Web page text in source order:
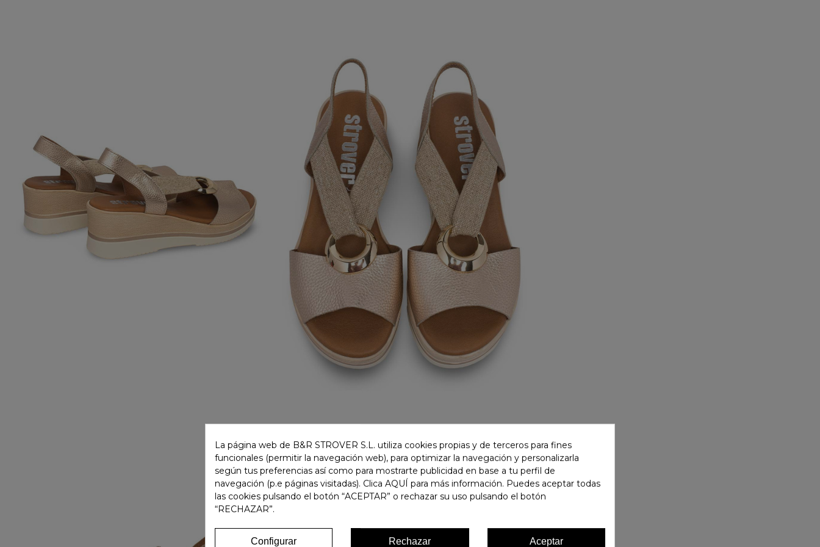
La página web de B&R STROVER S.L. utiliza cookies propias y de terceros para fines
funcionales (permitir la navegación web), para optimizar la navegación y personalizarla
según tus preferencias así como para mostrarte publicidad en base a tu perfil de
navegación (p.e páginas visitadas). Clica AQUÍ para más información. Puedes aceptar todas
las cookies pulsando el botón “ACEPTAR” o rechazar su uso pulsando el botón
“RECHAZAR”.
Configurar Rechazar Aceptar